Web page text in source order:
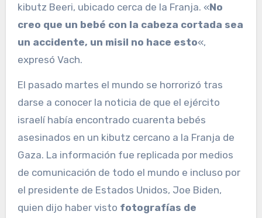
kibutz Beeri, ubicado cerca de la Franja. «No
creo que un bebé con la cabeza cortada sea
un accidente, un misil no hace esto«,
expresó Vach.
El pasado martes el mundo se horrorizó tras
darse a conocer la noticia de que el ejército
israelí había encontrado cuarenta bebés
asesinados en un kibutz cercano a la Franja de
Gaza. La información fue replicada por medios
de comunicación de todo el mundo e incluso por
el presidente de Estados Unidos, Joe Biden,
quien dijo haber visto fotografías de